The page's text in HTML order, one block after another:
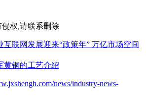
权,请联系删除
互联网发展迎来“政策年” 万亿市场空间
黄铜的工艺介绍
news/industry-news-